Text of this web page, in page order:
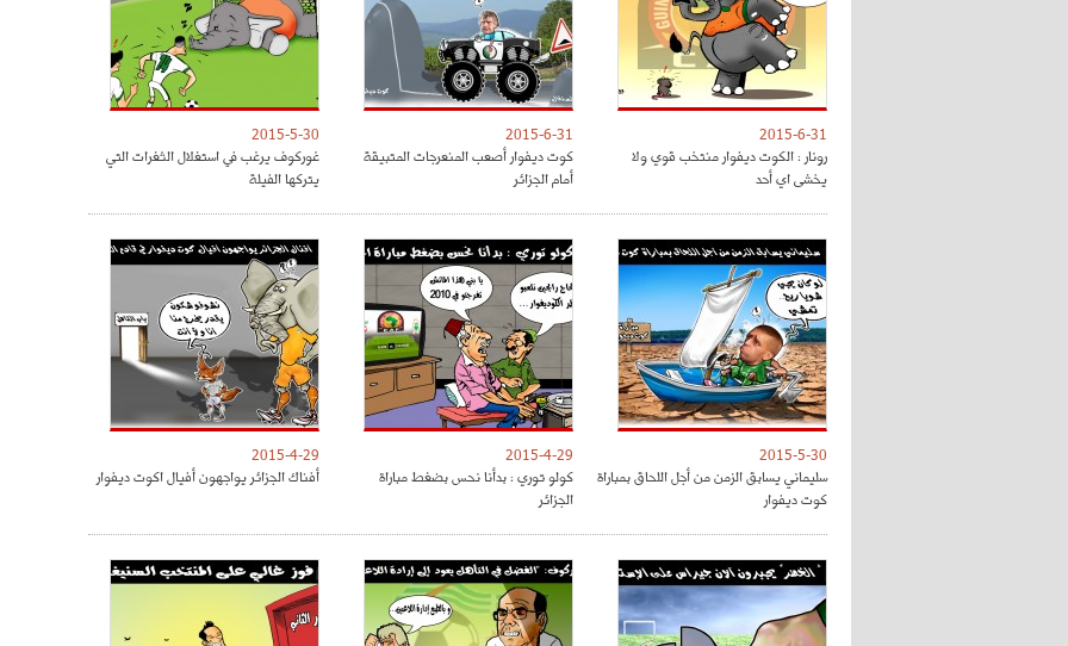
2015-6-31
رونار : الكوت ديفوار منتخب قوي ولا
يخشى اي أحد
2015-6-31
كوت ديفوار أصعب المنعرجات المتبيقة
أمام الجزائر
2015-5-30
غوركوف يرغب في استغلال الثغرات التي
يتركها الفيلة
2015-5-30
سليماني يسابق الزمن من أجل اللحاق بمباراة
كوت ديفوار
2015-4-29
كولو توري : بدأنا نحس بضغط مباراة
الجزائر
2015-4-29
أفناك الجزائر يواجهون أفيال اكوت ديفوار